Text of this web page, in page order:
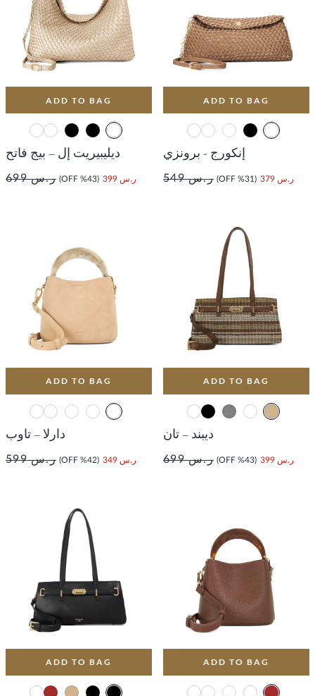
ADD TO BAG
إنكورج - برونزي
ر.س 379 (31% OFF) ر.س 549
ADD TO BAG
ديليبيريت إل – بيج فاتح
ر.س 399 (43% OFF) ر.س 699
ADD TO BAG
ديبند – تان
ر.س 399 (43% OFF) ر.س 699
ADD TO BAG
دارلا – تاوب
ر.س 349 (42% OFF) ر.س 599
ADD TO BAG
ADD TO BAG